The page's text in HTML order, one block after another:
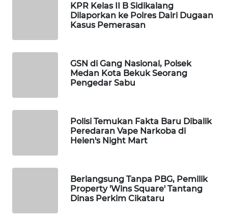
KPR Kelas II B Sidikalang
Dilaporkan ke Polres Dairi Dugaan
Kasus Pemerasan
GSN di Gang Nasional, Polsek
Medan Kota Bekuk Seorang
Pengedar Sabu
Polisi Temukan Fakta Baru Dibalik
Peredaran Vape Narkoba di
Helen's Night Mart
Berlangsung Tanpa PBG, Pemilik
Property 'Wins Square' Tantang
Dinas Perkim Cikataru
LAPAK
WAHANA
KONSUMEN